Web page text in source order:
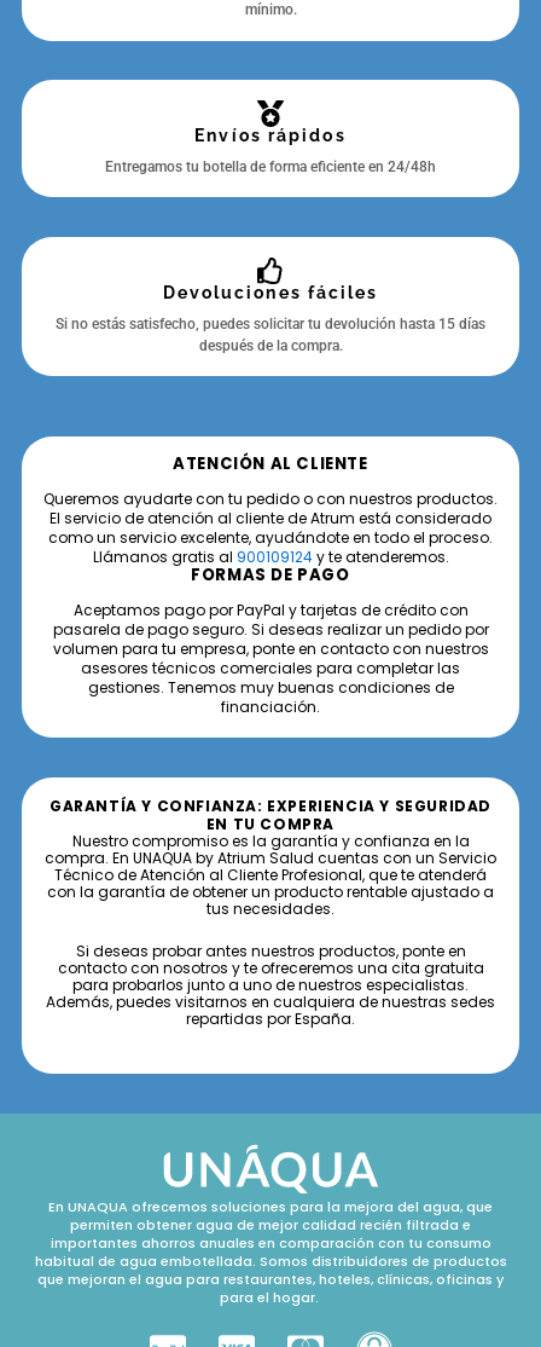
mínimo.
Envíos rápidos
Entregamos tu botella de forma eficiente en 24/48h
Devoluciones fáciles
Si no estás satisfecho, puedes solicitar tu devolución hasta 15 días
después de la compra.
ATENCIÓN AL CLIENTE
Queremos ayudarte con tu pedido o con nuestros productos.
El servicio de atención al cliente de Atrum está considerado
como un servicio excelente, ayudándote en todo el proceso.
Llámanos gratis al 900109124y te atenderemos.
FORMAS DE PAGO
Aceptamos pago por PayPal y tarjetas de crédito con
pasarela de pago seguro. Si deseas realizar un pedido por
volumen para tu empresa, ponte en contacto con nuestros
asesores técnicos comerciales para completar las
gestiones. Tenemos muy buenas condiciones de
financiación.
GARANTÍA Y CONFIANZA: EXPERIENCIA Y SEGURIDAD
EN TU COMPRA
Nuestro compromiso es la garantía y confianza en la
compra. En UNAQUA by Atrium Salud cuentas con un Servicio
Técnico de Atención al Cliente Profesional, que te atenderá
con la garantía de obtener un producto rentable ajustado a
tus necesidades.
Si deseas probar antes nuestros productos, ponte en
contacto con nosotros y te ofreceremos una cita gratuita
para probarlos junto a uno de nuestros especialistas.
Además, puedes visitarnos en cualquiera de nuestras sedes
repartidas por España.
En UNAQUA ofrecemos soluciones para la mejora del agua, que
permiten obtener agua de mejor calidad recién filtrada e
importantes ahorros anuales en comparación con tu consumo
habitual de agua embotellada. Somos distribuidores de productos
que mejoran el agua para restaurantes, hoteles, clínicas, oficinas y
para el hogar.